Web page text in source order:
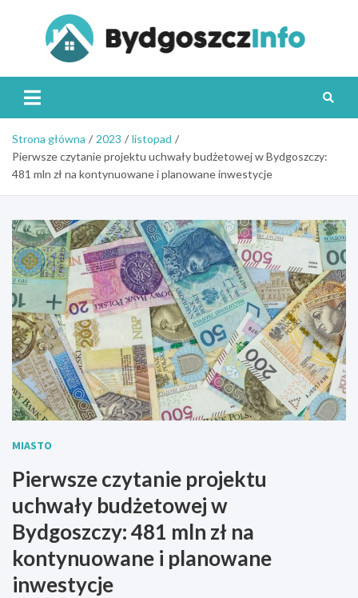
Strona główna 2023
listopad
Pierwsze czytanie projektu uchwały budżetowej w Bydgoszczy:
481 mln zł na kontynuowane i planowane inwestycje
MIASTO
Pierwsze czytanie projektu
uchwały budżetowej w
Bydgoszczy: 481 mln zł na
kontynuowane i planowane
inwestycje